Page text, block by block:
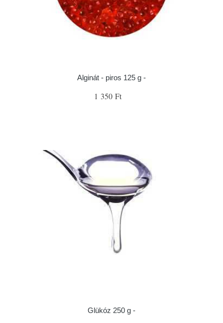
Alginát - piros 125 g -
1 350 Ft
Glükóz 250 g -